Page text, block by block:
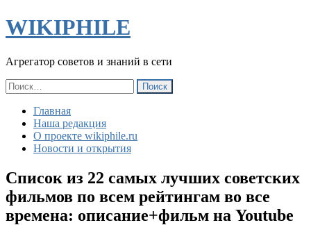
WIKIPHILE
Агрегатор советов и знаний в сети
Найти:
Главная
Наша редакция
О проекте wikiphile.ru
Новости и открытия
Список из 22 самых лучших советских
фильмов по всем рейтингам во все
времена: описание+фильм на Youtube